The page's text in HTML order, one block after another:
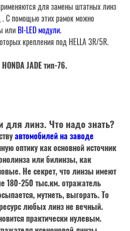
для замены штатных линз
. С помощью этих рамок можно
или BI-LED модули.
крепления под HELLA 3R/5R.
JADE тип-76.
для линз. Что надо знать?
автомобилей на заводе
оптику как основной источник
или билинзы, как
Не секрет, что линзы имеют
180-250 тыс.км. отражатель
мутнеть, выгорать. То
любых линз не вечный.
практически нулевым.